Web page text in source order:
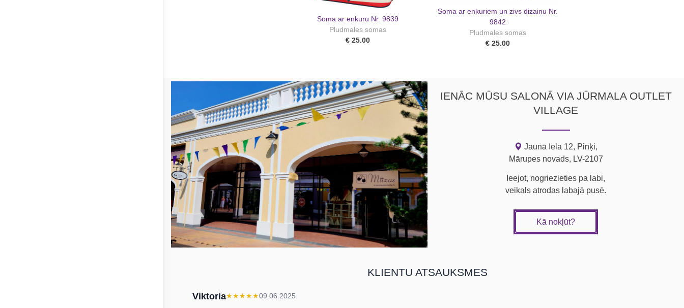
Soma ar enkuru Nr. 9839
Pludmales somas
€ 25.00
Soma ar enkuriem un zivs dizainu Nr.
9842
Pludmales somas
€ 25.00
IENĀC MŪSU SALONĀ VIA JŪRMALA OUTLET
VILLAGE
Jaunā Iela 12, Pinķi,
Mārupes novads, LV-2107
Ieejot, nogriezieties pa labi,
veikals atrodas labajā pusē.
Kā nokļūt?
KLIENTU ATSAUKSMES
Viktoria★★★★★09.06.2025